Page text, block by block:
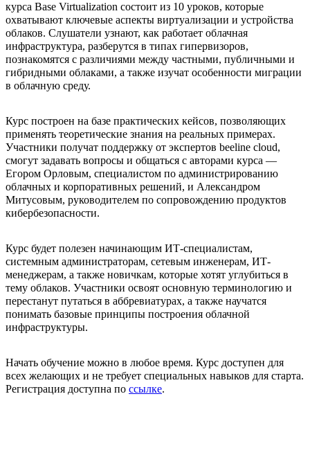
курса Base Virtualization состоит из 10 уроков, которые
охватывают ключевые аспекты виртуализации и устройства
облаков. Слушатели узнают, как работает облачная
инфраструктура, разберутся в типах гипервизоров,
познакомятся с различиями между частными, публичными и
гибридными облаками, а также изучат особенности миграции
в облачную среду.
Курс построен на базе практических кейсов, позволяющих
применять теоретические знания на реальных примерах.
Участники получат поддержку от экспертов beeline cloud,
смогут задавать вопросы и общаться с авторами курса —
Егором Орловым, специалистом по администрированию
облачных и корпоративных решений, и Александром
Митусовым, руководителем по сопровождению продуктов
кибербезопасности.
Курс будет полезен начинающим ИТ-специалистам,
системным администраторам, сетевым инженерам, ИТ-
менеджерам, а также новичкам, которые хотят углубиться в
тему облаков. Участники освоят основную терминологию и
перестанут путаться в аббревиатурах, а также научатся
понимать базовые принципы построения облачной
инфраструктуры.
Начать обучение можно в любое время. Курс доступен для
всех желающих и не требует специальных навыков для старта.
Регистрация доступна по ссылке.